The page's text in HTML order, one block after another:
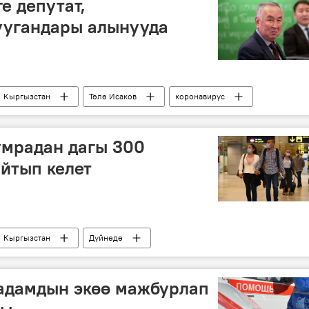
алгандар
депутат,
алынууда
Кыргызстан Төлө Исаков
коронавирус
дагы 300
келет
Кыргызстан
Дүйнөдө
кырдаал
экөө мажбурлап